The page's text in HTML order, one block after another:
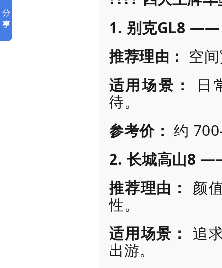
1. 别克GL8 ——
推荐理由： 空
适用场景：
日
待。
参考价： 约
2. 长城高山8
推荐理由：
颜
性。
适用场景：
追
出游。